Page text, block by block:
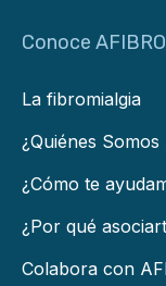
Conoce
La fibromialgia
¿Quiénes Somos
¿Cómo te
¿Por qué
Colabora con